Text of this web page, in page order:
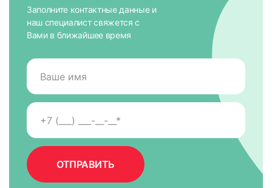
Заполните контактные данные и
наш специалист свяжется с
Вами в ближайшее время